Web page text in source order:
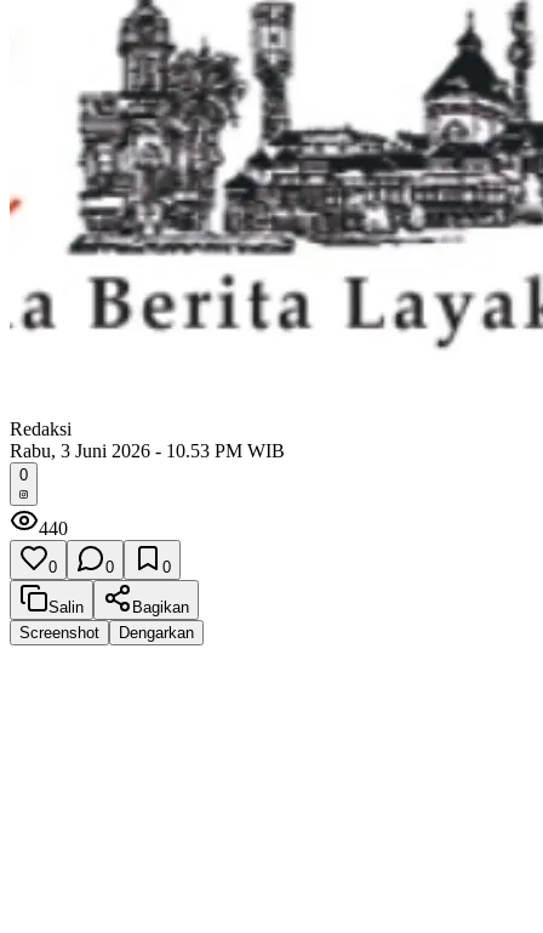
Redaksi
Rabu, 3 Juni 2026 - 10.53 PM WIB
0
440
0 0 0
Salin
Bagikan
Screenshot
Dengarkan